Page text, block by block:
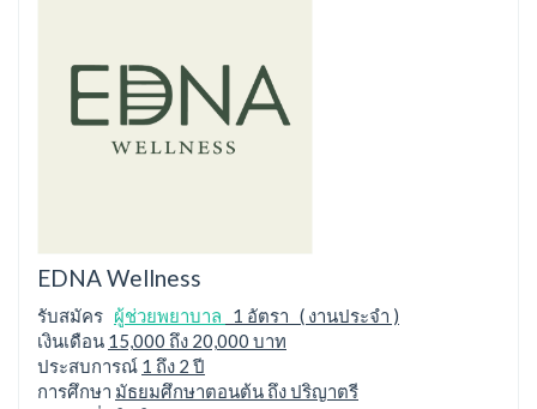
EDNA Wellness
รับสมัคร ผู้ช่วยพยาบาล
1 อัตรา ( งานประจำ )
เงินเดือน 15,000 ถึง 20,000 บาท
ประสบการณ์ 1 ถึง 2 ปี
การศึกษา มัธยมศึกษาตอนต้น ถึง ปริญาตรี